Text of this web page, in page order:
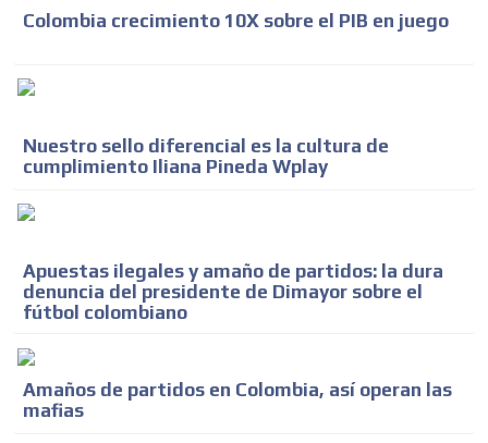
Colombia crecimiento 10X sobre el PIB en juego
Nuestro sello diferencial es la cultura de
cumplimiento Iliana Pineda Wplay
Apuestas ilegales y amaño de partidos: la dura
denuncia del presidente de Dimayor sobre el
fútbol colombiano
Amaños de partidos en Colombia, así operan las
mafias